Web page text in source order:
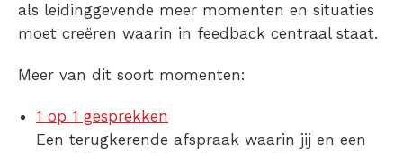
als leidinggevende meer momenten en situaties
moet creëren waarin in feedback centraal staat.
Meer van dit soort momenten:
1 op 1 gesprekken
Een terugkerende afspraak waarin jij en een